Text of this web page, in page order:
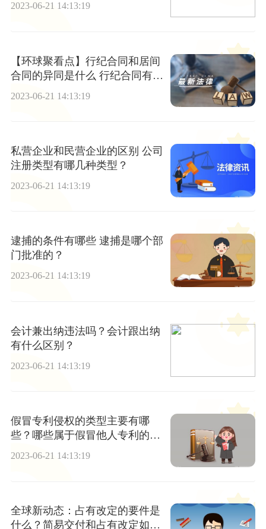
2023-06-21 14:13:19
【环球聚看点】行纪合同和居间
合同的异同是什么 行纪合同有什
2023-06-21 14:13:19
私营企业和民营企业的区别 公司
注册类型有哪几种类型？
2023-06-21 14:13:19
逮捕的条件有哪些 逮捕是哪个部
门批准的？
2023-06-21 14:13:19
会计兼出纳违法吗？会计跟出纳
有什么区别？
2023-06-21 14:13:19
假冒专利侵权的类型主要有哪
些？哪些属于假冒他人专利的行
为？
2023-06-21 14:13:19
全球新动态：占有改定的要件是
什么？简易交付和占有改定如何